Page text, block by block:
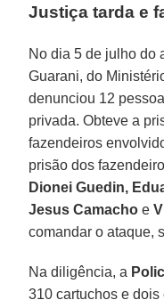
Justiça tarda e
No dia 5 de julho do
Guarani, do
denunciou 12
privada. Obteve a
fazendeiros
prisão dos
Dionei Guedin,
Jesus Camacho e
comandar o ataque,
Na diligência, a
310 cartuchos e